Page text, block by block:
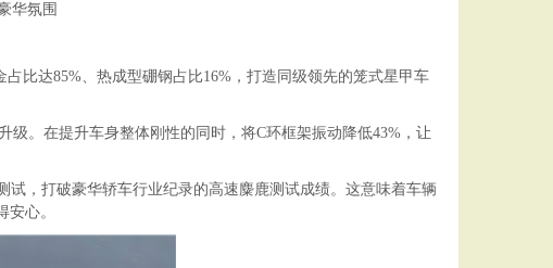
华氛围
比达85%、热成型硼钢占比16%，打造同级领先的笼式星甲车
级。在提升车身整体刚性的同时，将C环框架振动降低43%，让
试，打破豪华轿车行业纪录的高速麋鹿测试成绩。这意味着车辆
心。